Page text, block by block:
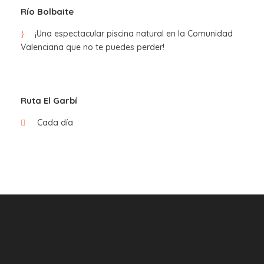
Río Bolbaite
¡Una espectacular piscina natural en la Comunidad
Valenciana que no te puedes perder!
Ruta El Garbí
Cada día